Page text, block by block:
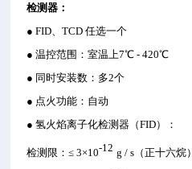
检测器：
● FID、TCD 任选一个
● 温控范围：室温上7℃ - 420℃
● 同时安装数：多2个
● 点火功能：自动
● 氢火焰离子化检测器（FID）：
检测限：≤ 3×10-12 g / s （正十六烷）